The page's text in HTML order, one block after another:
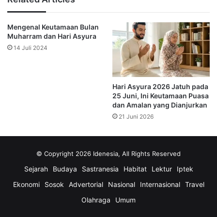
“Semangat kebersamaan ini harus kita rawat sebagai
kita,” pungkasnya. (*)
Desa Sungai Mariam
Tahun Baru Islam
Mengenal Keutamaan Bulan
Muharram dan Hari Asyura
14 Juli 2024
Hari Asyura 2026 Jatuh pada
25 Juni, Ini Keutamaan Puasa
dan Amalan yang Dianjurkan
21 Juni 2026
© Copyright 2026 Idenesia, All Rights Reserved
Sejarah Budaya Sastranesia Habitat Lektur
Iptek
Ekonomi
Sosok Advertorial Nasional Internasional
Travel
Olahraga
Umum